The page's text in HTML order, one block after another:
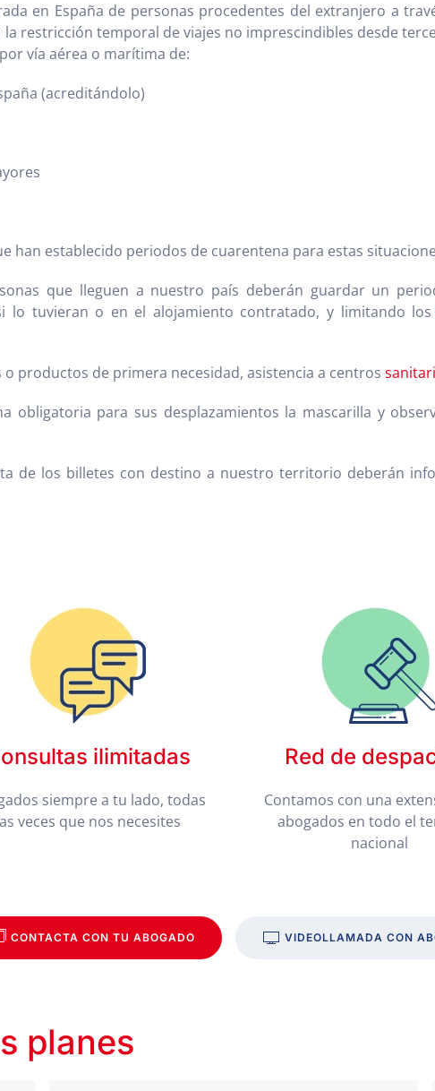
en España de personas procedentes del extranjero a
restricción temporal de viajes no imprescindibles desde
vía aérea o marítima de:
(acreditándolo)
han establecido periodos de cuarentena para estas
que lleguen a nuestro país deberán guardar un
lo tuvieran o en el alojamiento contratado, y limitando los
productos de primera necesidad, asistencia a centros
obligatoria para sus desplazamientos la mascarilla y
de los billetes con destino a nuestro territorio deberán
ilimitadas
siempre a tu lado, todas
veces que nos necesites
Red de
Contamos con una
abogados en todo el
nacional
CONTACTA CON TU ABOGADO VIDEOLLAMADA CON
planes